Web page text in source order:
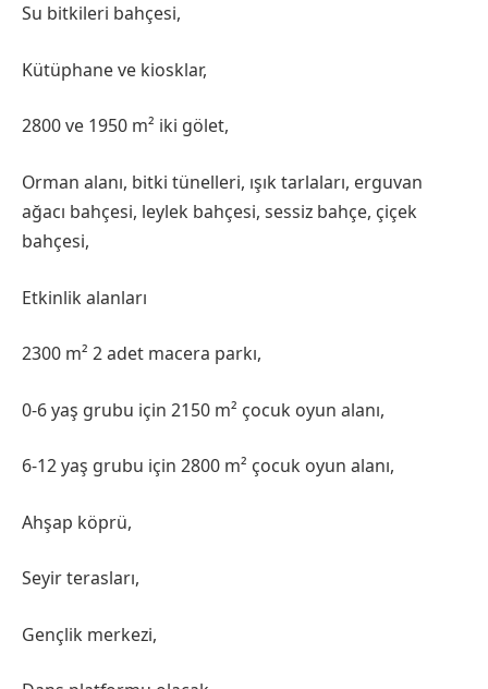
Su bitkileri bahçesi,
Kütüphane ve kiosklar,
2800 ve 1950 m² iki gölet,
Orman alanı, bitki tünelleri, ışık tarlaları, erguvan
ağacı bahçesi, leylek bahçesi, sessiz bahçe, çiçek
bahçesi,
Etkinlik alanları
2300 m² 2 adet macera parkı,
0-6 yaş grubu için 2150 m² çocuk oyun alanı,
6-12 yaş grubu için 2800 m² çocuk oyun alanı,
Ahşap köprü,
Seyir terasları,
Gençlik merkezi,